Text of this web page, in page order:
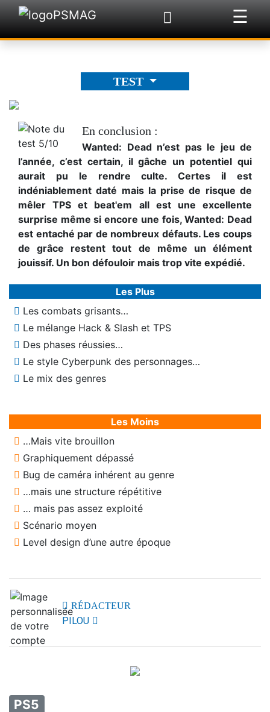
☰
×
TEST
En conclusion :
Wanted: Dead n’est pas le jeu de
l’année, c’est certain, il gâche un potentiel qui
aurait pu le rendre culte. Certes il est
indéniablement daté mais la prise de risque de
mêler TPS et beat'em all est une excellente
surprise même si encore une fois, Wanted: Dead
est entaché par de nombreux défauts. Les coups
de grâce restent tout de même un élément
jouissif. Un bon défouloir mais trop vite expédié.
Les Plus
Les combats grisants…
Le mélange Hack & Slash et TPS
Des phases réussies…
Le style Cyberpunk des personnages…
Le mix des genres
Les Moins
…Mais vite brouillon
Graphiquement dépassé
Bug de caméra inhérent au genre
…mais une structure répétitive
… mais pas assez exploité
Scénario moyen
Level design d’une autre époque
RÉDACTEUR
PILOU
PS5